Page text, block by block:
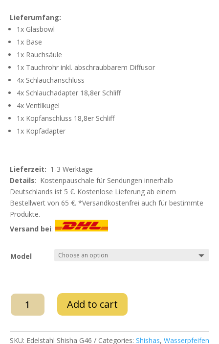
Lieferumfang:
1x Glasbowl
1x Base
1x Rauchsäule
1x Tauchrohr inkl. abschraubbarem Diffusor
4x Schlauchanschluss
4x Schlauchadapter 18,8er Schliff
4x Ventilkugel
1x Kopfanschluss 18,8er Schliff
1x Kopfadapter
Lieferzeit: 1-3 Werktage
Details: Kostenpauschale für Sendungen innerhalb
Deutschlands ist 5 €. Kostenlose Lieferung ab einem
Bestellwert von 65 €. *Versandkostenfrei auch für bestimmte
Produkte.
Versand bei:
Model
WD
Hookah
Edelstahl
Add to cart
SKU: Edelstahl Shisha G46 Categories: Shishas, Wasserpfeifen